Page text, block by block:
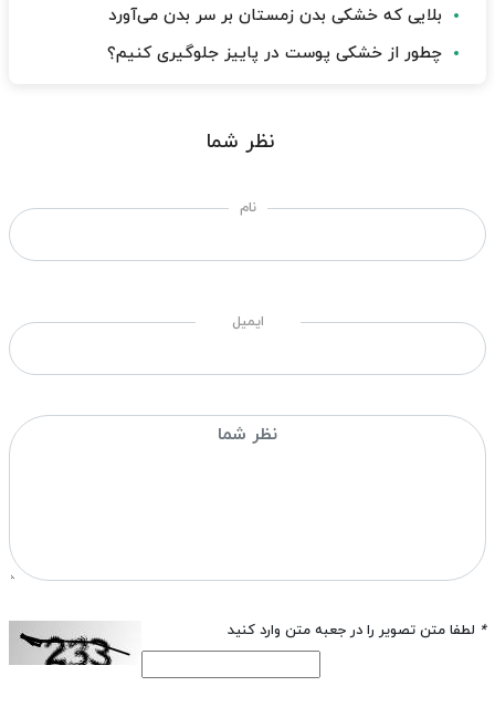
بلایی که خشکی بدن زمستان بر سر بدن می‌آورد
چطور از خشکی پوست در پاییز جلوگیری کنیم؟
نظر شما
نام
ایمیل
* لطفا متن تصویر را در جعبه متن وارد کنید